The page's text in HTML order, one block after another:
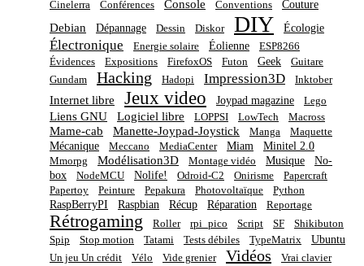
Cinelerra
Conférences Console Conventions Couture
Debian Dépannage Dessin Diskor DIY Écologie
Électronique Energie solaire Éolienne
ESP8266
Évidences
Expositions FirefoxOS Futon Geek
Guitare
Gundam
Hacking Hadopi Impression3D Inktober
Internet libre Jeux video Joypad magazine Lego
Liens GNU Logiciel libre LOPPSI LowTech Macross
Mame-cab Manette-Joypad-Joystick Manga Maquette
Mécanique Meccano MediaCenter Miam Minitel 2.0
Mmorpg Modélisation3D Montage vidéo Musique
No-
box
NodeMCU Nolife! Odroid-C2 Onirisme
Papercraft
Papertoy
Peinture Pepakura Photovoltaïque Python
RaspBerryPI Raspbian Récup Réparation Reportage
Rétrogaming Roller rpi_pico Script SF
Shikibuton
Spip
Stop motion Tatami Tests débiles TypeMatrix Ubuntu
Un jeu Un crédit Vélo Vide grenier Vidéos
Vrai clavier